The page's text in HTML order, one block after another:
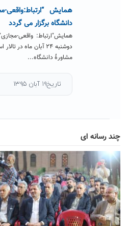
همایش
دانشگاه برگزار می گردد
همایش"ارتباط: واقعی-
دوشنبه ۲۴ آبان ماه
مشاورۀ دانشگاه...
تاریخ۱۹ آبان ۱۳۹۵
چند رسانه ای